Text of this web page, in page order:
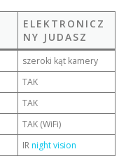
ELEKTRONICZ
NY JUDASZ
szeroki kąt kamery
TAK
TAK
TAK (WiFi)
IRnight vision